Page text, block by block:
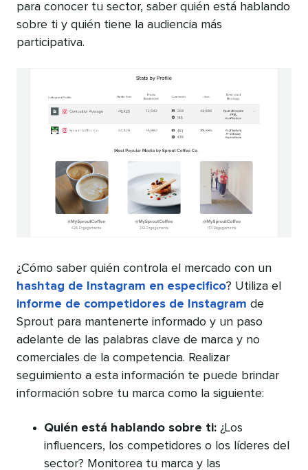
para conocer tu sector, saber quién está hablando
sobre ti y quién tiene la audiencia más
participativa.
¿Cómo saber quién controla el mercado con un
hashtag de Instagram en especifico? Utiliza el
informe de competidores de Instagram de
Sprout para mantenerte informado y un paso
adelante de las palabras clave de marca y no
comerciales de la competencia. Realizar
seguimiento a esta información te puede brindar
información sobre tu marca como la siguiente:
Quién está hablando sobre ti: ¿Los
influencers, los competidores o los líderes del
sector? Monitorea tu marca y las